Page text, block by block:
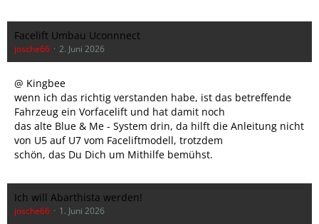
Facelift Umbau Uconnnect
josche66 2. Juni 2026
@ Kingbee
wenn ich das richtig verstanden habe, ist das betreffende
Fahrzeug ein Vorfacelift und hat damit noch
das alte Blue & Me - System drin, da hilft die Anleitung nicht
von U5 auf U7 vom Faceliftmodell, trotzdem
schön, das Du Dich um Mithilfe bemühst.
Ich will Abarthista werden!
josche66 1. Juni 2026